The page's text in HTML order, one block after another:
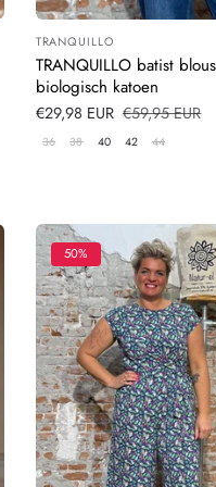
Leverancier:
TRANQUILLO
TRANQUILLO batist
biologisch katoen
Verkoopprijs
€29,98 EUR Normale
prijs
€59,95 EUR
36 38 40 42 44
50%